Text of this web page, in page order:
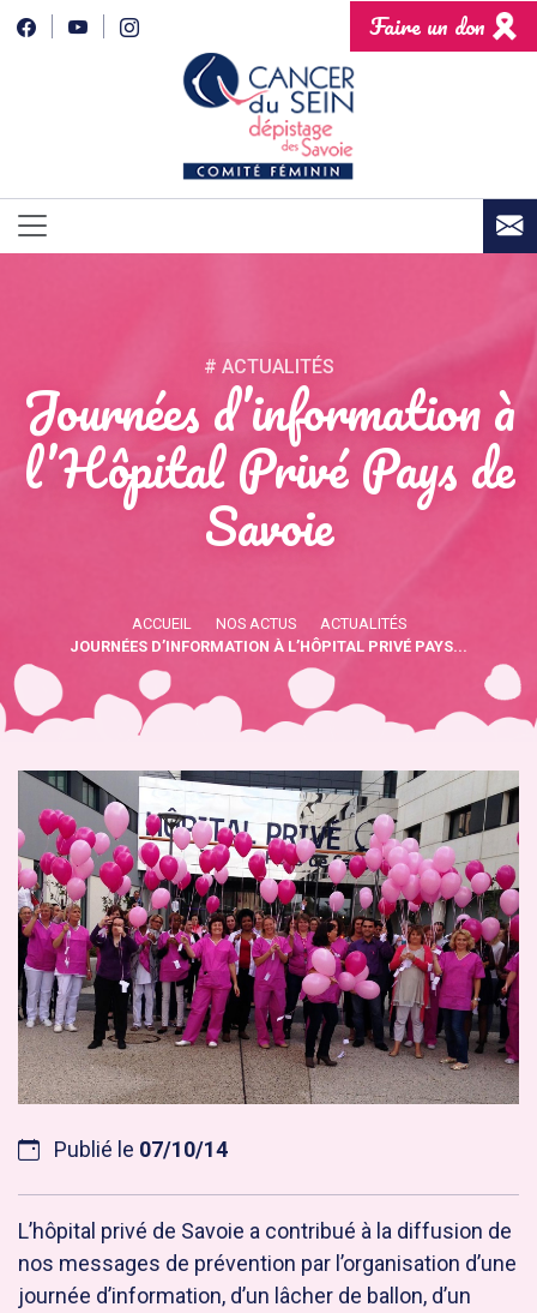
Faire un don
# ACTUALITÉS
Journées d’information à
l’Hôpital Privé Pays de
Savoie
ACCUEIL NOS ACTUS
ACTUALITÉS
JOURNÉES D’INFORMATION À L’HÔPITAL PRIVÉ PAYS...
Publié le 07/10/14
L’hôpital privé de Savoie a contribué à la diffusion de
nos messages de prévention par l’organisation d’une
journée d’information, d’un lâcher de ballon, d’un